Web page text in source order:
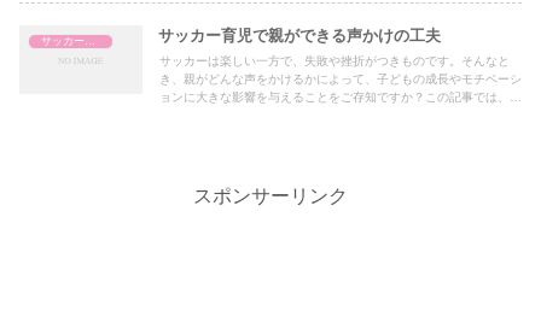
サッカー育児で親ができる声かけの工夫
サッカーは楽しい一方で、失敗や挫折がつきものです。そんなと
き、親がどんな声をかけるかによって、子どもの成長やモチベーシ
ョンに大きな影響を与えることをご存知ですか？この記事では、子
スポンサーリンク